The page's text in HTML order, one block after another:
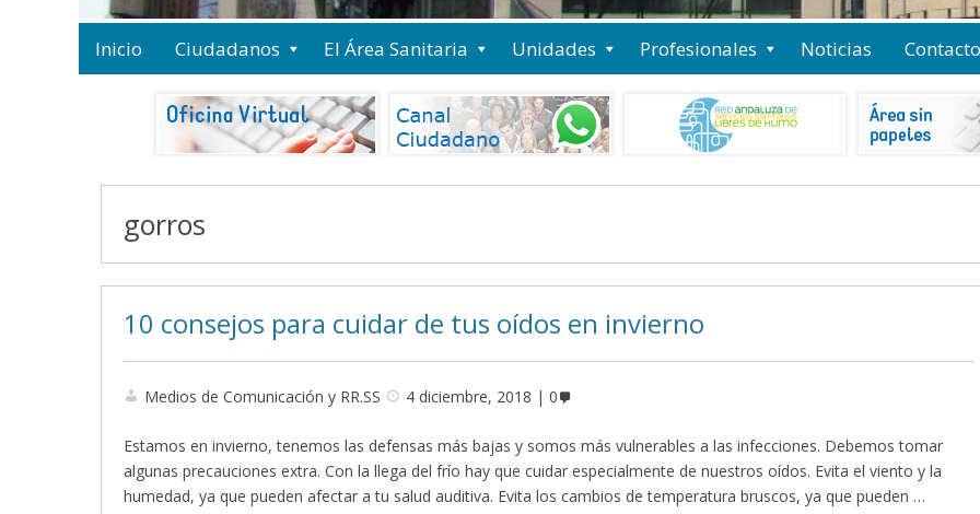
Inicio Ciudadanos El Área Sanitaria Unidades Profesionales Noticias Contacto
gorros
10 consejos para cuidar de tus oídos en invierno
Medios de Comunicación y RR.SS 4 diciembre, 2018 0
Estamos en invierno, tenemos las defensas más bajas y somos más vulnerables a las infecciones. Debemos tomar
algunas precauciones extra. Con la llega del frío hay que cuidar especialmente de nuestros oídos. Evita el viento y la
humedad, ya que pueden afectar a tu salud auditiva. Evita los cambios de temperatura bruscos, ya que pueden …